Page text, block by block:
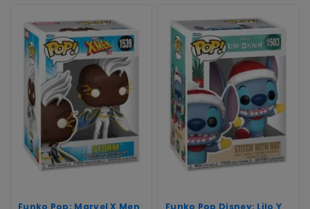
Funko Pop: Marvel X Men
Funko Pop Disney: Lilo Y